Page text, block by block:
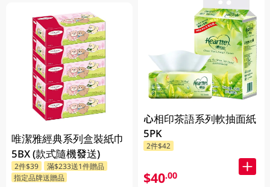
唯潔雅經典系列盒裝紙巾
5BX (款式隨機發送)
2件$39
滿$233送1件贈品
指定品牌送贈品
心相印茶語系列軟抽面紙
5PK
2件$42
$40.00